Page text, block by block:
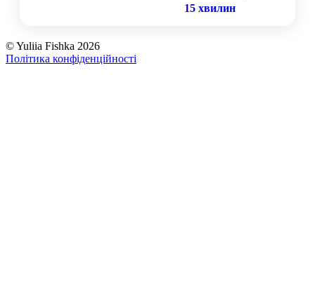
15 хвилин
©Yuliia Fishka 2026
Політика конфіденційності